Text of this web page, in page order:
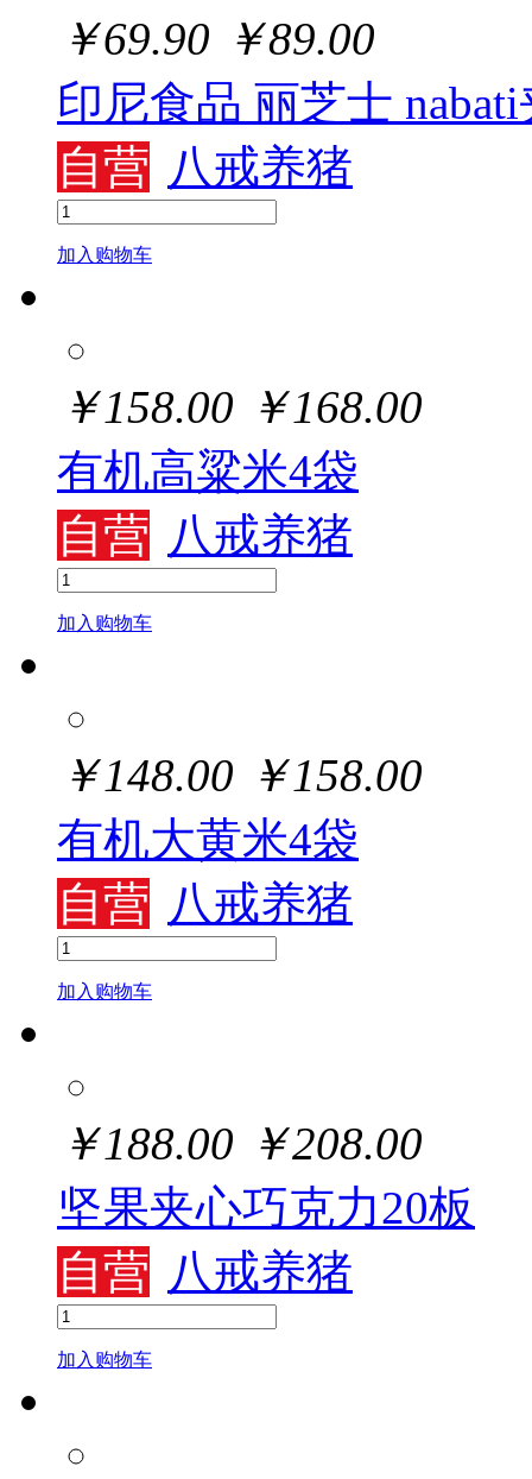
￥69.90 ￥89.00
印尼食品 丽芝士
自营 八戒养猪
加入购物车
￥158.00 ￥168.00
有机高粱米4袋
自营 八戒养猪
加入购物车
￥148.00 ￥158.00
有机大黄米4袋
自营 八戒养猪
加入购物车
￥188.00 ￥208.00
坚果夹心巧克力20板
自营 八戒养猪
加入购物车